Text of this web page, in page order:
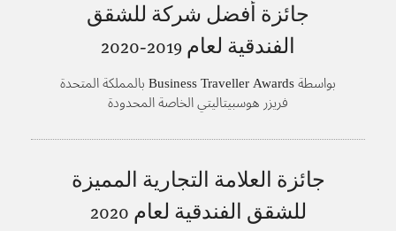
جائزة أفضل شركة للشقق
الفندقية لعام2019-2020
بواسطة Business Traveller Awards بالمملكة المتحدة
فريزر هوسبيتاليتي الخاصة المحدودة
جائزة العلامة التجارية المميزة
للشقق الفندقية لعام2020